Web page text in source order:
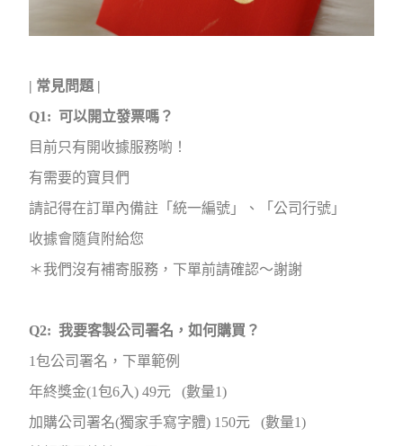
| 常見問題 |
Q1: 可以開立發票嗎？
目前只有開收據服務喲！
有需要的寶貝們
請記得在訂單內備註「統一編號」、「公司行號」
收據會隨貨附給您
＊我們沒有補寄服務，下單前請確認～謝謝
Q2: 我要客製公司署名，如何購買？
1包公司署名，下單範例
年終獎金(1包6入) 49元 (數量1)
加購公司署名(獨家手寫字體) 150元 (數量1)